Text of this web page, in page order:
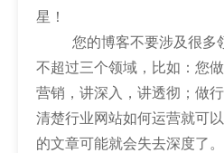
星！
您的博客不要涉及很多
不超过三个领域，比如：您
营销，讲深入，讲透彻；做
清楚行业网站如何运营就可
的文章可能就会失去深度了。